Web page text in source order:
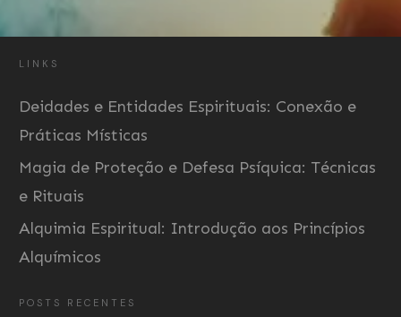
POSTS RECENTES
LINKS
Deidades e Entidades Espirituais: Conexão e
Práticas Místicas
Magia de Proteção e Defesa Psíquica: Técnicas
e Rituais
Alquimia Espiritual: Introdução aos Princípios
Alquímicos